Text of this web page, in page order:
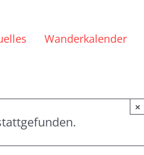
Wanderkalender
×